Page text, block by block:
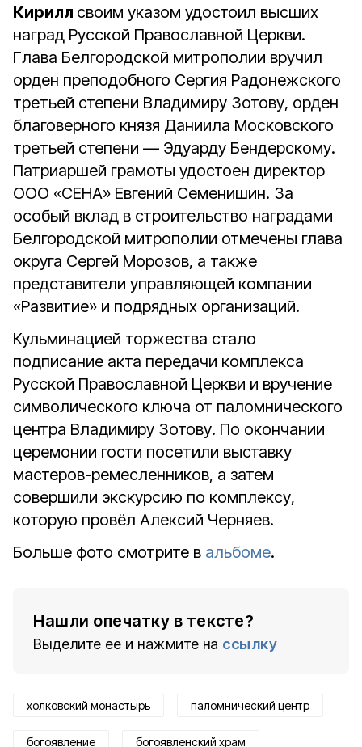
Кирилл своим указом удостоил высших
наград Русской Православной Церкви.
Глава Белгородской митрополии вручил
орден преподобного Сергия Радонежского
третьей степени Владимиру Зотову, орден
благоверного князя Даниила Московского
третьей степени — Эдуарду Бендерскому.
Патриаршей грамоты удостоен директор
ООО «СЕНА» Евгений Семенишин. За
особый вклад в строительство наградами
Белгородской митрополии отмечены глава
округа Сергей Морозов, а также
представители управляющей компании
«Развитие» и подрядных организаций.
Кульминацией торжества стало
подписание акта передачи комплекса
Русской Православной Церкви и вручение
символического ключа от паломнического
центра Владимиру Зотову. По окончании
церемонии гости посетили выставку
мастеров-ремесленников, а затем
совершили экскурсию по комплексу,
которую провёл Алексий Черняев.
Больше фото смотрите в альбоме.
Нашли опечатку в тексте?
Выделите ее и нажмите на ссылку
холковский монастырь паломнический центр
богоявление богоявленский храм